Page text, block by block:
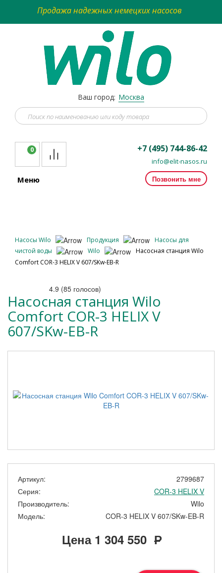
Продажа надежных немецких насосов
Ваш город: Москва
0 +7 (495) 744-86-42
info@elit-nasos.ru
Позвонить мне
Меню
Насосы Wilo Продукция
Насосы для
чистой воды
Wilo
Насосная станция Wilo
Comfort COR-3 HELIX V 607/SKw-EB-R
4.9 (85 голосов)
Насосная станция Wilo
Comfort COR-3 HELIX V
607/SKw-EB-R
Артикул:
2799687
Серия:
COR-3 HELIX V
Производитель:
Wilo
Модель:
COR-3 HELIX V 607/SKw-EB-R
Цена 1 304 550 Р